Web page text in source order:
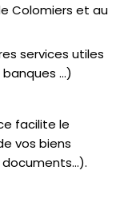
Colomiers et au
services utiles
...)
facilite le
vos biens